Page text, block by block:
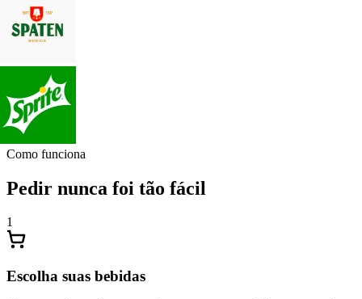
Como funciona
Pedir nunca foi tão fácil
1
Escolha suas bebidas